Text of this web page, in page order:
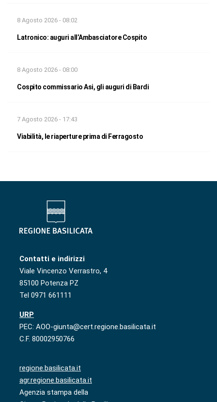
8 Agosto 2026 - 08:02
Latronico: auguri all’Ambasciatore Cospito
8 Agosto 2026 - 08:00
Cospito commissario Asi, gli auguri di Bardi
7 Agosto 2026 - 17:43
Viabilità, le riaperture prima di Ferragosto
Contatti e indirizzi
Viale Vincenzo Verrastro, 4
85100 Potenza PZ
Tel 0971 661111
URP
PEC: AOO-giunta@cert.regione.basilicata.it
C.F. 80002950766
regione.basilicata.it
agr.regione.basilicata.it
Agenzia stampa della